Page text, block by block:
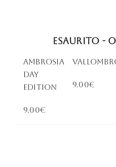
Esaurito -
AMBROSIA
DAY
EDITION
9.00€
9.00€